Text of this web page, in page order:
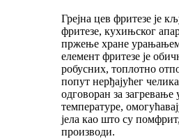
Грејна цев фритезе је
фритезе, кухињског
пржење хране
елемент фритезе је
робусних, топлотно
попут нерђајућег
одговоран за
температуре,
јела као што су
производи.